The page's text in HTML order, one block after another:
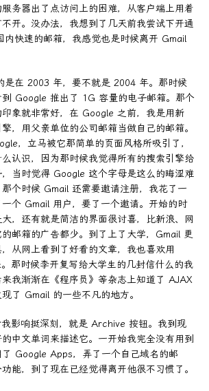
务器出了点访问上的困难，从客户端上用着
开。没办法，我想到了几天前我尝试下开通
内快速的邮箱，我感觉也是时候离开 Gmail
是在 2003 年，要不就是 2004 年。那时候
Google 推出了 1G 容量的电子邮箱。那个
象就非常好，在 Google 之前，我是用新
，用父亲单位的公司邮箱当做自己的邮箱。
，立马被它那简单的页面风格所吸引了，
认识，因为那时候我觉得所有的搜索引擎给
当时觉得 Google 这个字母是这么的晦涩难
个时候 Gmail 还需要邀请注册，我花了一
个 Gmail 用户，要了一个邀请。开始的时
，还有就是简洁的界面很讨喜，比新浪、网
邮箱的广告都少。到了上了大学，Gmail 更
从网上看到了好看的文章，我也喜欢用
那时候李开复写给大学生的几封信什么的我
我渐渐在《程序员》等杂志上知道了 AJAX
了 Gmail 的一些不凡的地方。
影响挺深刻，就是 Archive 按钮。我到现
中文单词来描述它。一开始我完全没有用到
Google Apps，弄了一个自己域名的邮
能，到了现在已经觉得离开他很不习惯了。